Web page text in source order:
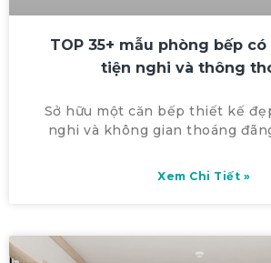
TOP 35+ mẫu phòng bếp có
tiện nghi và thông
Sở hữu một căn bếp thiết kế
nghi và không gian thoáng
Xem Chi Tiết »